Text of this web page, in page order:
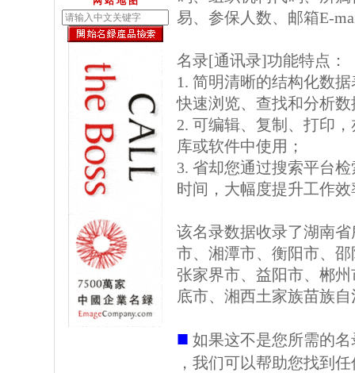
易、参保人数、邮箱E-
名录[通讯录]功能特点：
1. 简明清晰的结构化数
快速浏览、查找和分析数
2. 可编辑、复制、打印
库或软件中使用；
3. 省却您通过搜索平台
时间，大幅度提升工作效
该名录数据收录了湖南
市、湘潭市、衡阳市、
张家界市、益阳市、郴
底市、湘西土家族苗族
■ 如果这不是您所需的
，我们可以帮助您找到